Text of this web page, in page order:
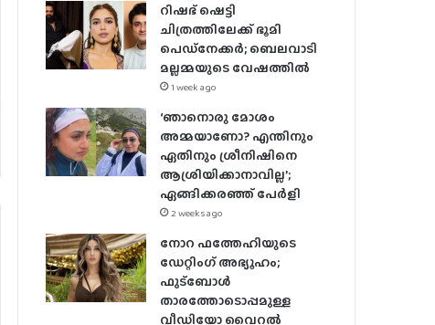
റിഷഭ് ഷെട്ടി
ചിത്രത്തിലേക്ക് ഭൂമി
പെഡ്‌നേക്കർ; ബെലവാടി
മല്ലമ്മയുടെ വേഷത്തിൽ
1 week ago
‘ഞാനൊരു മോശം
അമ്മയാണോ? എന്തിനും
ഏതിനും ശ്രീനിഷിനെ
ആശ്രിയിക്കാനാവില്ല’;
ഏങ്ങിക്കരഞ്ഞ് പേർളി
2 weeks ago
നോറ ഫത്തേഹിയുടെ
ഡേറ്റിംഗ് അഭ്യൂഹം;
ഫുട്ബോൾ
താരത്തോടൊപ്പമുള്ള
വീഡിയോ വൈറൽ